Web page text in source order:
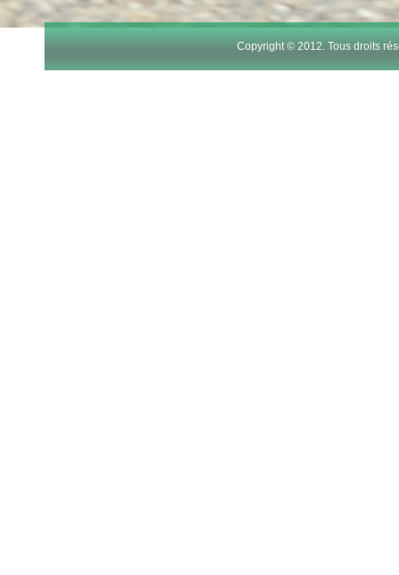
Copyright © 2012. Tous droits